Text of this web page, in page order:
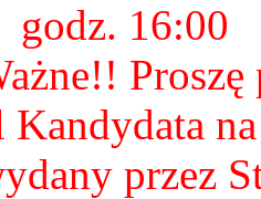
godz. 16:00
Proszę
Kandydata
przez